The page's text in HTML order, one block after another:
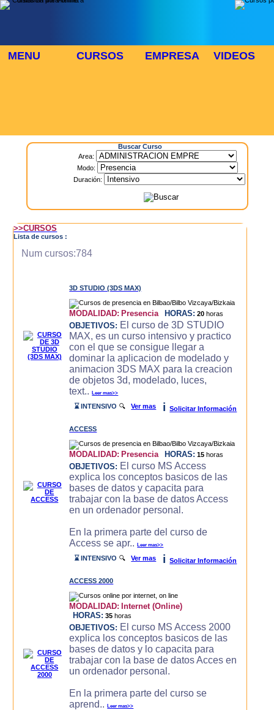
MENU CURSOS EMPRESA VIDEOS
Buscar Curso
Area:
Modo:
Duración:
>>CURSOS
Lista de cursos :
Num cursos:784
3D STUDIO (3DS MAX)
MODALIDAD: Presencia HORAS: 20 horas
OBJETIVOS: El curso de 3D STUDIO
MAX, es un curso intensivo y practico
con el que se consigue llegar a
dominar la aplicacion de modelado y
animacion 3DS MAX para la creacion
de objetos 3d, modelado, luces,
text..Leer mas>>
⌛ INTENSIVO 🔍Ver mas i Solicitar Información
ACCESS
MODALIDAD: Presencia HORAS: 15 horas
OBJETIVOS: El curso MS Access
explica los conceptos basicos de las
bases de datos y capacita para
trabajar con la base de datos Access
en un ordenador personal.
En la primera parte del curso de
Access se apr..Leer mas>>
⌛ INTENSIVO 🔍Ver mas i Solicitar Información
ACCESS 2000
MODALIDAD: Internet (Online)
HORAS: 35 horas
OBJETIVOS: El curso MS Access 2000
explica los conceptos basicos de las
bases de datos y lo capacita para
trabajar con la base de datos Acces en
un ordenador personal.
En la primera parte del curso se
aprend..Leer mas>>